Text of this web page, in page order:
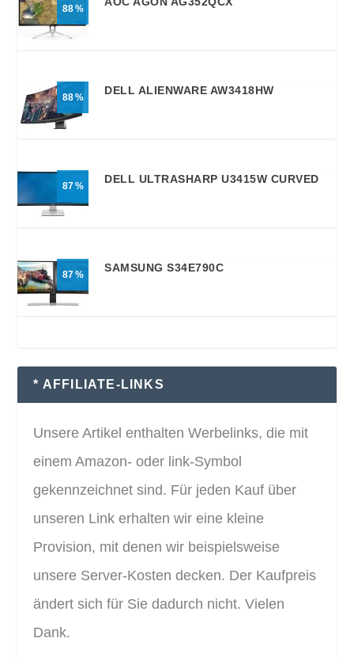
88
88
DELL ALIENWARE AW3418HW
87
DELL ULTRASHARP U3415W CURVED
87
SAMSUNG S34E790C
* AFFILIATE-LINKS
Unsere Artikel enthalten Werbelinks, die mit
einem Amazon- oder link-Symbol
gekennzeichnet sind. Für jeden Kauf über
unseren Link erhalten wir eine kleine
Provision, mit denen wir beispielsweise
unsere Server-Kosten decken. Der Kaufpreis
ändert sich für Sie dadurch nicht. Vielen
Dank.